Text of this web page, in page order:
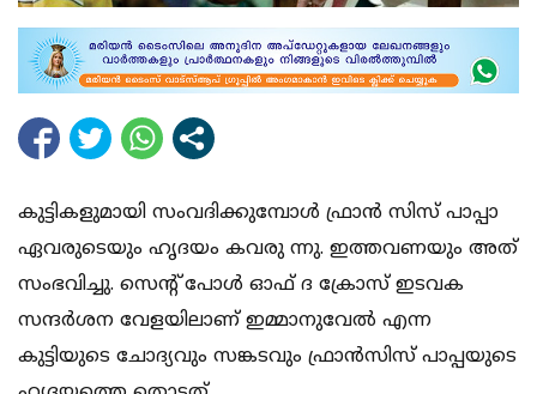
കുട്ടികളുമായി സംവദിക്കുമ്പോള്‍ ഫ്രാന്‍ സിസ് പാപ്പാ
ഏവരുടെയും ഹൃദയം കവരു ന്നു. ഇത്തവണയും അത്
സംഭവിച്ചു. സെന്റ് പോള്‍ ഓഫ് ദ ക്രോസ് ഇടവക
സന്ദര്‍ശന വേളയിലാണ് ഇമ്മാനുവേല്‍ എന്ന
കുട്ടിയുടെ ചോദ്യവും സങ്കടവും ഫ്രാന്‍സിസ് പാപ്പയുടെ